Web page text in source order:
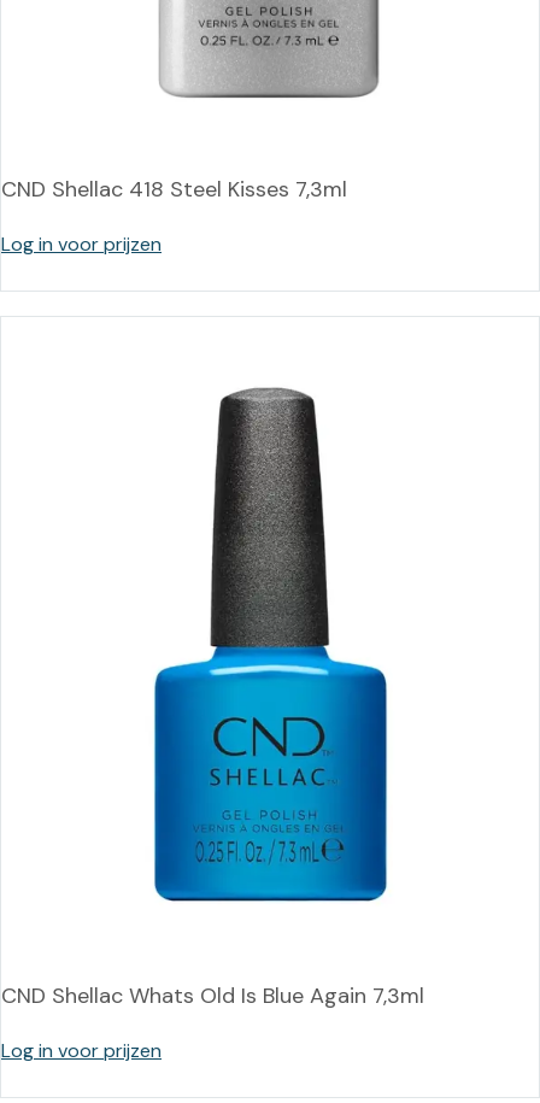
CND Shellac 418 Steel Kisses 7,3ml
Log in voor prijzen
CND Shellac Whats Old Is Blue Again 7,3ml
Log in voor prijzen